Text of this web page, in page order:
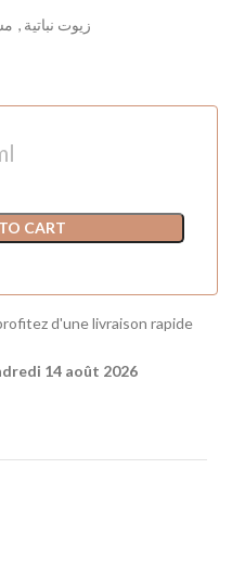
زيوت نباتية ,
CART
d'une livraison rapide
14 août 2026